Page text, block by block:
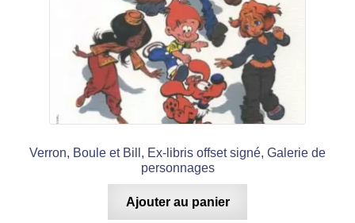
Verron, Boule et Bill, Ex-libris offset signé, Galerie de
personnages
Ajouter au panier